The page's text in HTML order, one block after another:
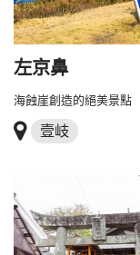
左京鼻
海蝕崖創造的絕美景點
壹岐